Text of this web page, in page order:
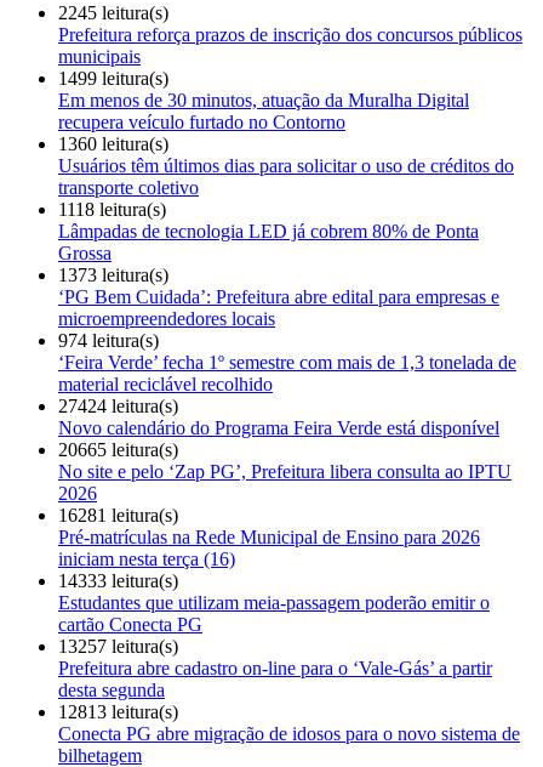
2245 leitura(s)
Prefeitura reforça prazos de inscrição dos concursos públicos
municipais
1499 leitura(s)
Em menos de 30 minutos, atuação da Muralha Digital
recupera veículo furtado no Contorno
1360 leitura(s)
Usuários têm últimos dias para solicitar o uso de créditos do
transporte coletivo
1118 leitura(s)
Lâmpadas de tecnologia LED já cobrem 80% de Ponta
Grossa
1373 leitura(s)
‘PG Bem Cuidada’: Prefeitura abre edital para empresas e
microempreendedores locais
974 leitura(s)
‘Feira Verde’ fecha 1º semestre com mais de 1,3 tonelada de
material reciclável recolhido
27424 leitura(s)
Novo calendário do Programa Feira Verde está disponível
20665 leitura(s)
No site e pelo ‘Zap PG’, Prefeitura libera consulta ao IPTU
2026
16281 leitura(s)
Pré-matrículas na Rede Municipal de Ensino para 2026
iniciam nesta terça (16)
14333 leitura(s)
Estudantes que utilizam meia-passagem poderão emitir o
cartão Conecta PG
13257 leitura(s)
Prefeitura abre cadastro on-line para o ‘Vale-Gás’ a partir
desta segunda
12813 leitura(s)
Conecta PG abre migração de idosos para o novo sistema de
bilhetagem